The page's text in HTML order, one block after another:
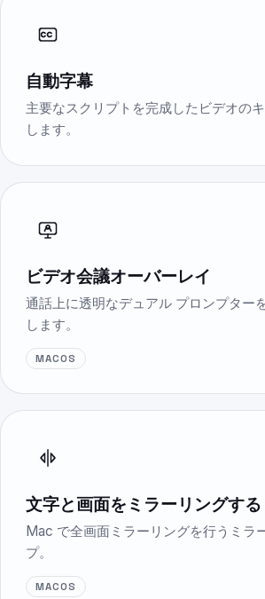
自動字幕
主要なスクリプトを完成したビデオの
します。
ビデオ会議オーバーレイ
通話上に透明なデュアル プロンプター
します。
MACOS
文字と画面をミラーリングする
Mac で全画面ミラーリングを行うミラ
プ。
MACOS